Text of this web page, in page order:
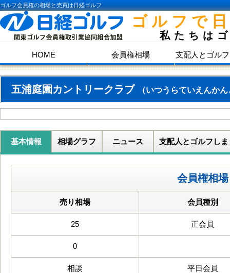
ゴルフ会員権の相場と売買は日経ゴルフ
ゴルフで
私たちは
HOME 会員権相場 支配人とゴル
五浦庭園カントリークラブ （いつうらていえんか
基本情報 相場グラフ ニュース 支配人とゴルフしま
会員権相場
売り相場 会員種別
25 正会員
0
相談 平日会員